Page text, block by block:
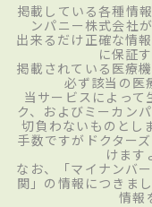
掲載している各種情
ンパニー株式会社
出来るだけ正確な情
に保証
掲載されている医療
必ず該当の医
当サービスによって
ク、およびミーカン
切負わないものとし
手数ですがドクター
けます
なお、「マイナンバ
関」の情報につきま
情報